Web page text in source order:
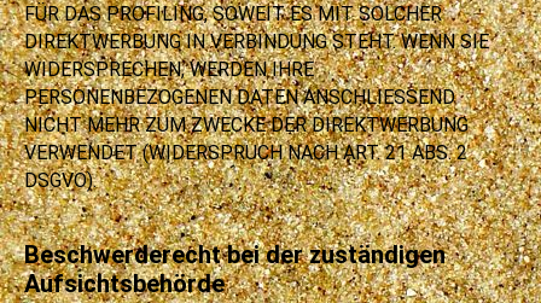
FÜR DAS PROFILING, SOWEIT ES MIT SOLCHER
DIREKTWERBUNG IN VERBINDUNG STEHT. WENN SIE
WIDERSPRECHEN, WERDEN IHRE
PERSONENBEZOGENEN DATEN ANSCHLIESSEND
NICHT MEHR ZUM ZWECKE DER DIREKTWERBUNG
VERWENDET (WIDERSPRUCH NACH ART. 21 ABS. 2
DSGVO).
Beschwerderecht bei der zuständigen
Aufsichtsbehörde